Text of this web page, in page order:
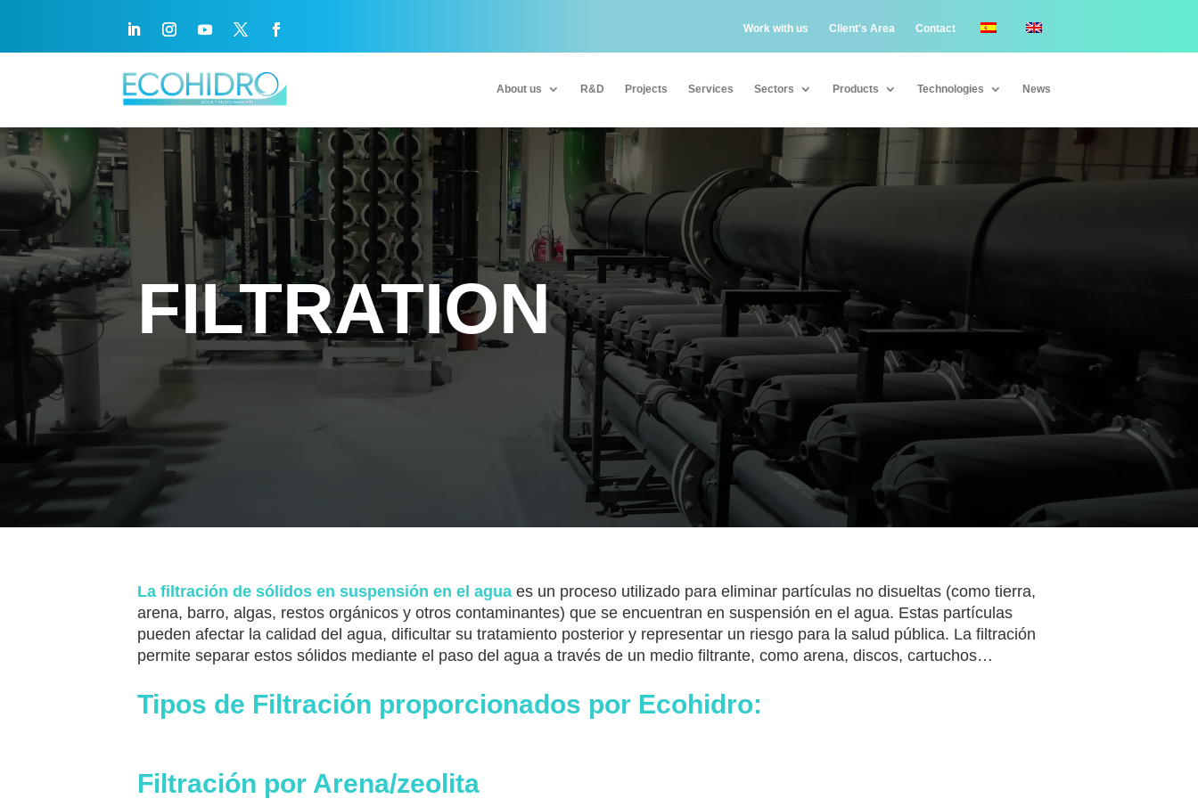
Work with us Client's Area Contact
About us R&D Projects Services Sectors Products Technologies News
About us R&D Projects Services Sectors Products Technologies News
FILTRATION
La filtración de sólidos en suspensión en el agua es un proceso utilizado para eliminar partículas no disueltas (como tierra,
arena, barro, algas, restos orgánicos y otros contaminantes) que se encuentran en suspensión en el agua. Estas partículas
pueden afectar la calidad del agua, dificultar su tratamiento posterior y representar un riesgo para la salud pública. La filtración
permite separar estos sólidos mediante el paso del agua a través de un medio filtrante, como arena, discos, cartuchos…
Tipos de Filtración proporcionados por Ecohidro:
Filtración por Arena/zeolita